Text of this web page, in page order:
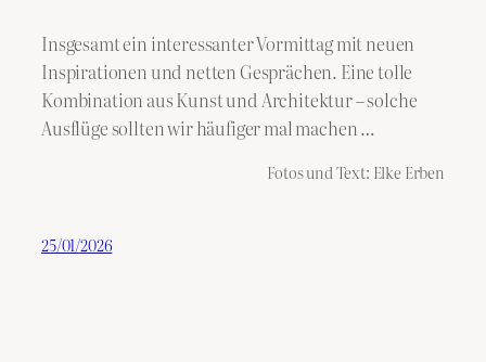
Insgesamt ein interessanter Vormittag mit neuen
Inspirationen und netten Gesprächen. Eine tolle
Kombination aus Kunst und Architektur – solche
Ausflüge sollten wir häufiger mal machen …
Fotos und Text: Elke Erben
25/01/2026